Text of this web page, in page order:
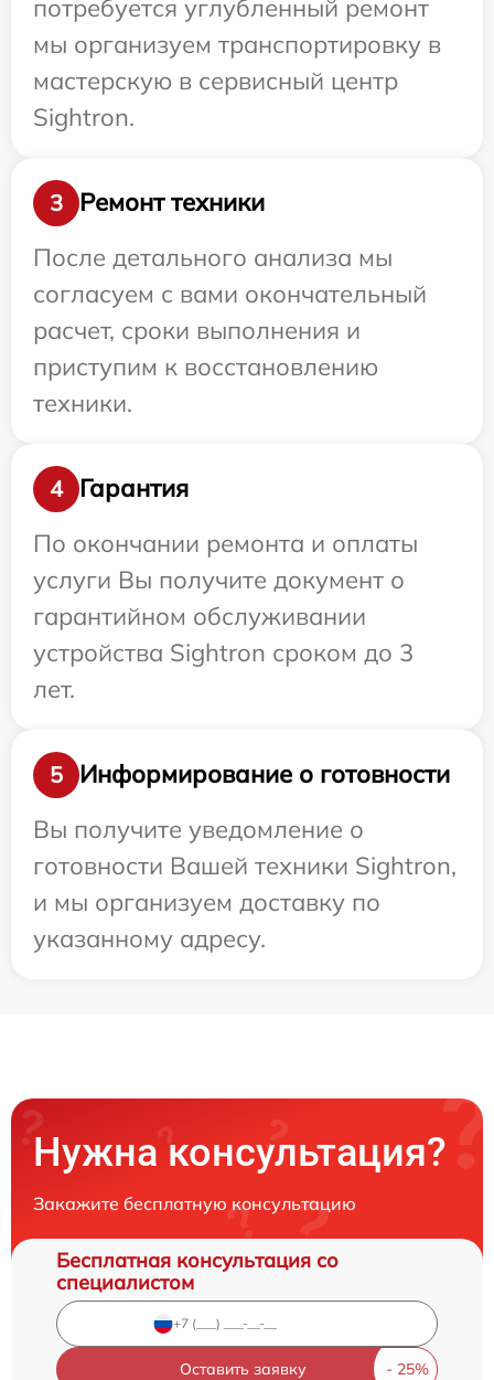
потребуется углубленный ремонт
мы организуем транспортировку в
мастерскую в сервисный центр
Sightron.
3
Ремонт техники
После детального анализа мы
согласуем с вами окончательный
расчет, сроки выполнения и
приступим к восстановлению
техники.
4
Гарантия
По окончании ремонта и оплаты
услуги Вы получите документ о
гарантийном обслуживании
устройства Sightron сроком до 3
лет.
5
Информирование о готовности
Вы получите уведомление о
готовности Вашей техники Sightron,
и мы организуем доставку по
указанному адресу.
Нужна консультация?
Закажите бесплатную консультацию
Бесплатная консультация со
специалистом
Оставить заявку